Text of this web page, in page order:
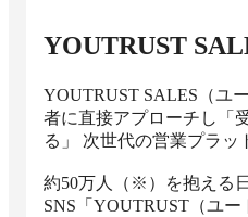
YOUTRUST
YOUTRUST SALES（ユ
者に直接アプローチし「
る」 次世代の営業プラッ
約50万人（※）を抱える
SNS「YOUTRUST（ユ